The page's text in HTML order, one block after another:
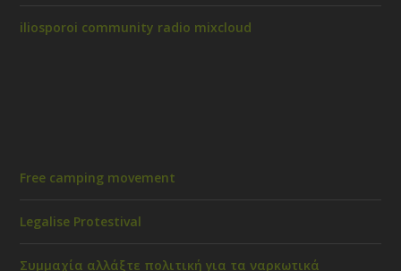
iliosporoi community radio mixcloud
Free camping movement
Legalise Protestival
Συμμαχία αλλάξτε πολιτική για τα ναρκωτικά